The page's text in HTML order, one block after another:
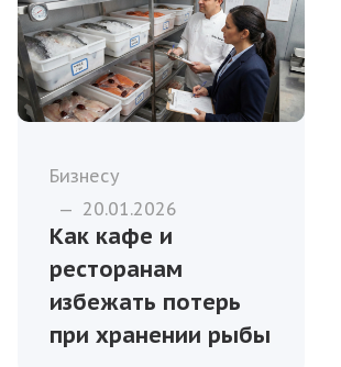
Бизнесу
— 20.01.2026
Как кафе и
ресторанам
избежать потерь
при хранении рыбы